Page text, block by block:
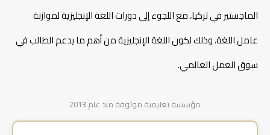
الماجستير في تركيا، مع اللجوء إلى دورات اللغة الإنجليزية لموازنة
عامل اللغة، وذلك لكون اللغة الإنجليزية من أهم ما يدعم الطالب في
سوق العمل العالمي.
مؤسسة تعليمية موثوقة منذ عام 2013